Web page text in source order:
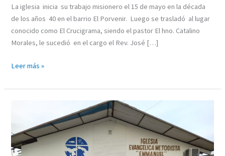
La iglesia inicia su trabajo misionero el 15 de mayo en la década
de los años 40 en el barrio El Porvenir. Luego se trasladó al lugar
conocido como El Crucigrama, siendo el pastor El hno. Catalino
Morales, le sucedió en el cargo el Rev. José […]
Leer más »
METODISTA EMANUEL